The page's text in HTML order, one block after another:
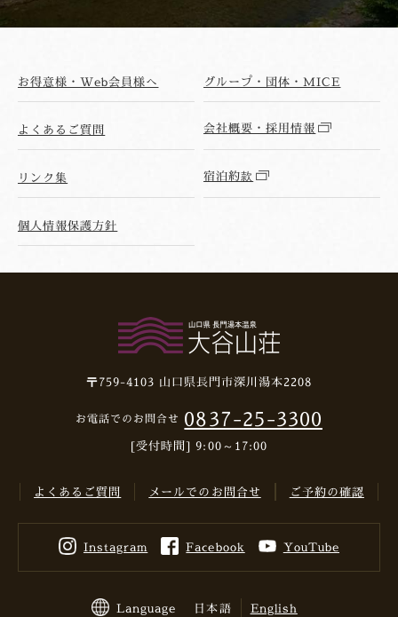
お得意様・Web会員様へ グループ・団体・MICE
よくあるご質問 会社概要・採用情報
リンク集 宿泊約款
個人情報保護方針
〒759-4103 山口県長門市深川湯本2208
お電話でのお問合せ 0837-25-3300
[受付時間] 9:00～17:00
よくあるご質問 メールでのお問合せ ご予約の確認
Instagram Facebook YouTube
Language English
日本語